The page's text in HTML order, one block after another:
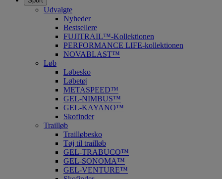
Udvalgte
Nyheder
Bestsellere
FUJITRAIL™-Kollektionen
PERFORMANCE LIFE-kollektionen
NOVABLAST™
Løb
Løbesko
Løbetøj
METASPEED™
GEL-NIMBUS™
GEL-KAYANO™
Skofinder
Trailløb
Trailløbesko
Tøj til trailløb
GEL-TRABUCO™
GEL-SONOMA™
GEL-VENTURE™